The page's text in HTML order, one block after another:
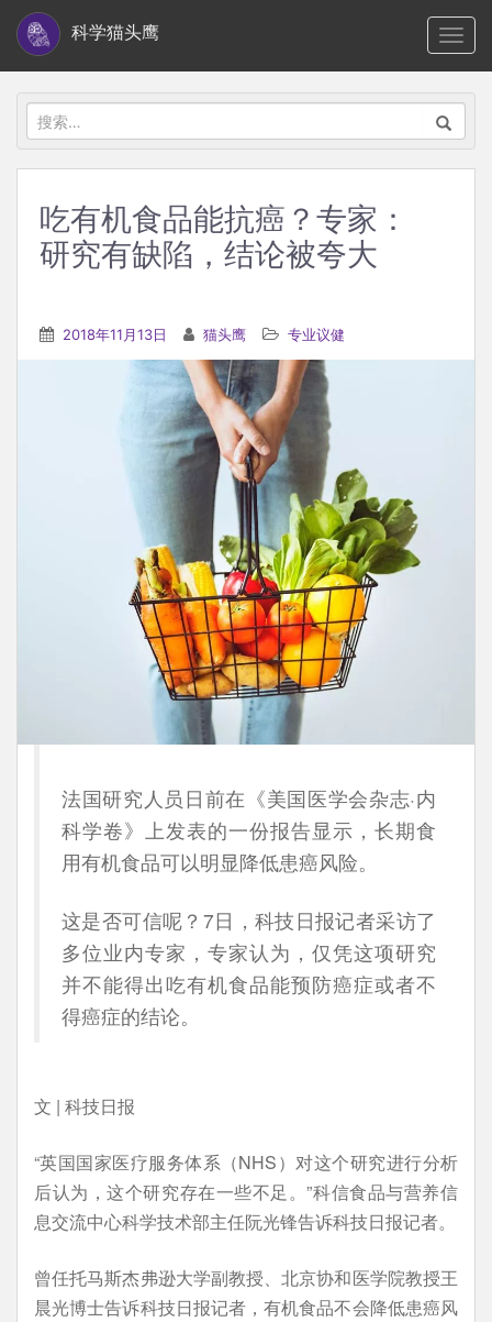
i
科学猫头鹰
搜
索：
吃有机食品能抗癌？专家：
研究有缺陷，结论被夸大
2018年11月13日 猫头鹰 专业议健
法国研究人员日前在《美国医学会杂志·内
科学卷》上发表的一份报告显示，长期食
用有机食品可以明显降低患癌风险。
这是否可信呢？7日，科技日报记者采访了
多位业内专家，专家认为，仅凭这项研究
并不能得出吃有机食品能预防癌症或者不
得癌症的结论。
文 | 科技日报
“英国国家医疗服务体系（NHS）对这个研究进行分析
后认为，这个研究存在一些不足。”科信食品与营养信
息交流中心科学技术部主任阮光锋告诉科技日报记者。
曾任托马斯杰弗逊大学副教授、北京协和医学院教授王
晨光博士告诉科技日报记者，有机食品不会降低患癌风